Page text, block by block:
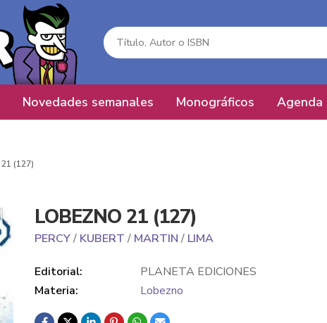
Novedades semanales Monográficos Agenda
(127)
LOBEZNO 21 (127)
PERCY/ KUBERT / MARTIN / LIMA
Editorial:
PLANETA EDICIONES
Materia:
Lobezno